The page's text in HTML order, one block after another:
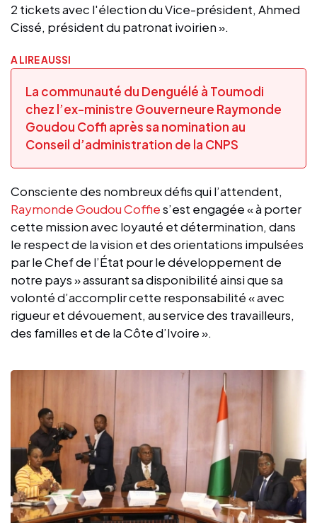
2 tickets avec l'élection du Vice-président, Ahmed
Cissé, président du patronat ivoirien ».
A LIRE AUSSI
La communauté du Denguélé à Toumodi
chez l’ex-ministre Gouverneure Raymonde
Goudou Coffi après sa nomination au
Conseil d’administration de la CNPS
Consciente des nombreux défis qui l’attendent,
Raymonde Goudou Coffies’est engagée « à porter
cette mission avec loyauté et détermination, dans
le respect de la vision et des orientations impulsées
par le Chef de l’État pour le développement de
notre pays » assurant sa disponibilité ainsi que sa
volonté d’accomplir cette responsabilité « avec
rigueur et dévouement, au service des travailleurs,
des familles et de la Côte d’Ivoire ».